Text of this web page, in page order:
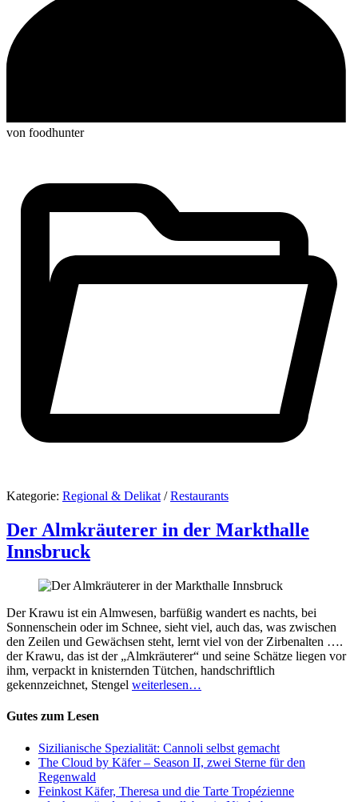
von foodhunter
Kategorie: Regional & Delikat/Restaurants
Der Almkräuterer in der Markthalle
Innsbruck
Der Krawu ist ein Almwesen, barfüßig wandert es nachts, bei
Sonnenschein oder im Schnee, sieht viel, auch das, was zwischen
den Zeilen und Gewächsen steht, lernt viel von der Zirbenalten ….
der Krawu, das ist der „Almkräuterer“ und seine Schätze liegen vor
ihm, verpackt in knisternden Tütchen, handschriftlich
gekennzeichnet, Stengel weiterlesen…
Gutes zum Lesen
Sizilianische Spezialität: Cannoli selbst gemacht
The Cloud by Käfer – Season II, zwei Sterne für den
Regenwald
Feinkost Käfer, Theresa und die Tarte Tropézienne